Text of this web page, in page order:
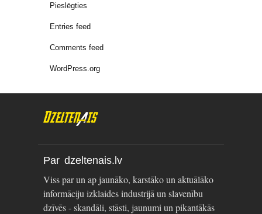
Pieslēgties
Entries feed
Comments feed
WordPress.org
Par dzeltenais.lv
Viss par un ap jaunāko, karstāko un aktuālāko
informāciju izklaides industrijā un slavenību
dzīvēs - skandāli, stāsti, jaunumi un pikantākās